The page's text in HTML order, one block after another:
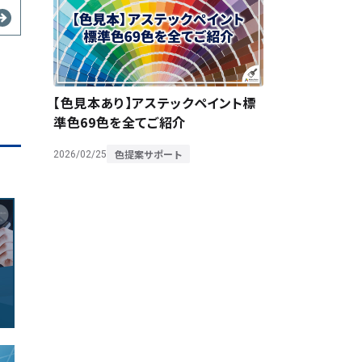
【色見本あり】アステックペイント標
準色69色を全てご紹介
2026/02/25 色提案サポート